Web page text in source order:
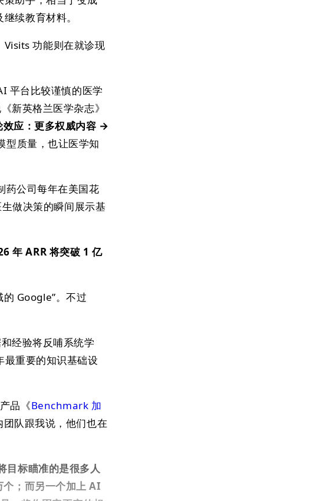
续教育材料。
功能则在就诊现
平台比较谨慎的医学
新英格兰医学杂志》
效应：更多权威内容 →
型质量，也让医学知
药公司每年在美国花
做决策的瞬间展示基
年 ARR 将突破 1 亿
Google”。不过
经验将反哺系统学
重要的知识基础设
品《Benchmark 加
队跟我说，他们也在
目标瞄准的是很多人
；而另一个加上 AI